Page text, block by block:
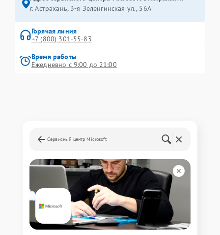
г. Астрахань, 3-я Зеленгинская ул., 56А
Горячая линия
+7 (800) 301-55-83
Время работы
Ежедневно с 9:00 до 21:00
Сервисный центр Microsoft